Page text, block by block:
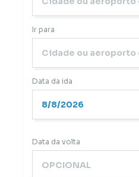
Ir para
Data da ida
Data da volta